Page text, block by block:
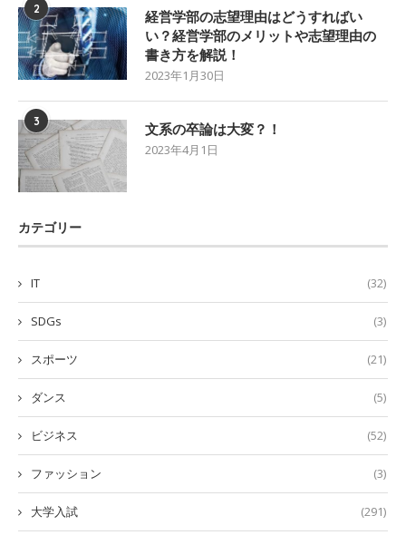
2
経営学部の志望理由はどうすればい
い？経営学部のメリットや志望理由の
書き方を解説！
2023年1月30日
3 文系の卒論は大変？！
2023年4月1日
カテゴリー
IT (32)
SDGs (3)
スポーツ (21)
ダンス (5)
ビジネス (52)
ファッション (3)
大学入試 (291)